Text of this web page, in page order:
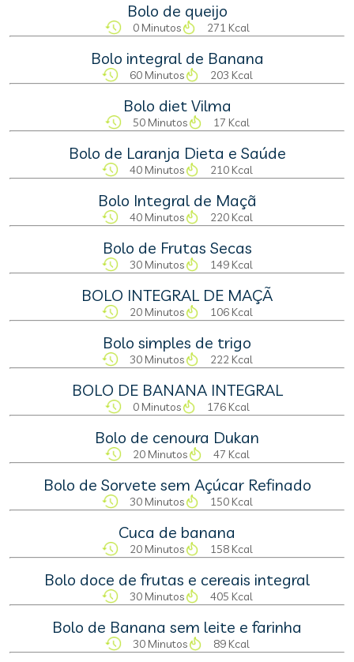
Bolo de queijo
0 Minutos 271 Kcal
Bolo integral de Banana
60 Minutos 203 Kcal
Bolo diet Vilma
50 Minutos 17 Kcal
Bolo de Laranja Dieta e Saúde
40 Minutos 210 Kcal
Bolo Integral de Maçã
40 Minutos 220 Kcal
Bolo de Frutas Secas
30 Minutos 149 Kcal
BOLO INTEGRAL DE MAÇÃ
20 Minutos 106 Kcal
Bolo simples de trigo
30 Minutos 222 Kcal
BOLO DE BANANA INTEGRAL
0 Minutos 176 Kcal
Bolo de cenoura Dukan
20 Minutos 47 Kcal
Bolo de Sorvete sem Açúcar Refinado
30 Minutos 150 Kcal
Cuca de banana
20 Minutos 158 Kcal
Bolo doce de frutas e cereais integral
30 Minutos 405 Kcal
Bolo de Banana sem leite e farinha
30 Minutos 89 Kcal